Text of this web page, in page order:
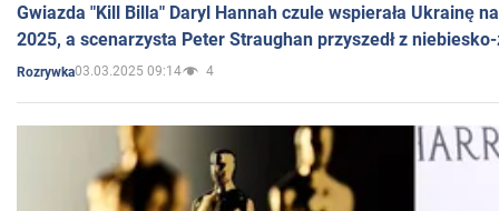
Gwiazda "Kill Billa" Daryl Hannah czule wspierała Ukrainę
2025, a scenarzysta Peter Straughan przyszedł z
Rozrywka03.03.2025 09:14 4